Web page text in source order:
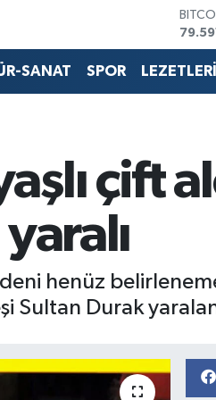
SANAT SPOR
çift
henüz
Sultan Durak